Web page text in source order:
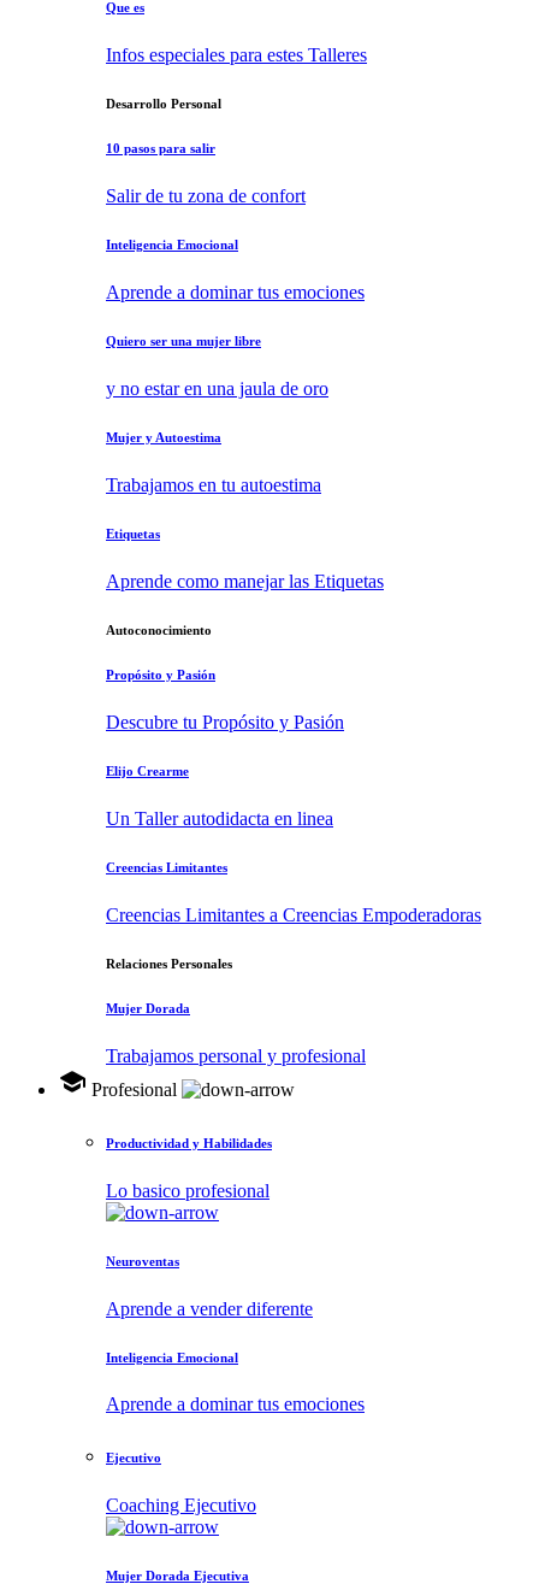
Que es
Infos especiales para estes Talleres
Desarrollo Personal
10 pasos para salir
Salir de tu zona de confort
Inteligencia Emocional
Aprende a dominar tus emociones
Quiero ser una mujer libre
y no estar en una jaula de oro
Mujer y Autoestima
Trabajamos en tu autoestima
Etiquetas
Aprende como manejar las Etiquetas
Autoconocimiento
Propósito y Pasión
Descubre tu Propósito y Pasión
Elijo Crearme
Un Taller autodidacta en linea
Creencias Limitantes
Creencias Limitantes a Creencias Empoderadoras
Relaciones Personales
Mujer Dorada
Trabajamos personal y profesional
school Profesional
Productividad y Habilidades
Lo basico profesional
Neuroventas
Aprende a vender diferente
Inteligencia Emocional
Aprende a dominar tus emociones
Ejecutivo
Coaching Ejecutivo
Mujer Dorada Ejecutiva